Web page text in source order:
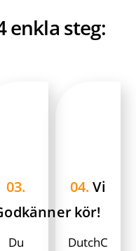
enkla steg:
03.
Du
04.Vi
kör!
DutchC